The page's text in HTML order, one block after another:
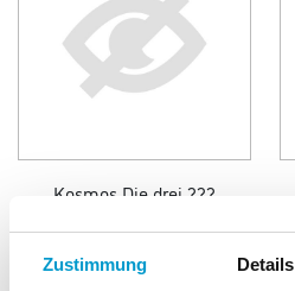
Zustimmung Details
Kosmos Die drei ???